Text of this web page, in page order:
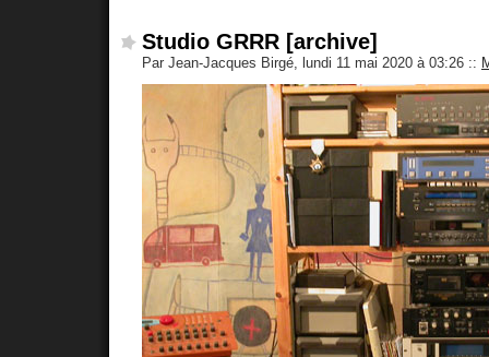
Studio GRRR [archive]
Par Jean-Jacques Birgé, lundi 11 mai 2020 à 03:26 ::